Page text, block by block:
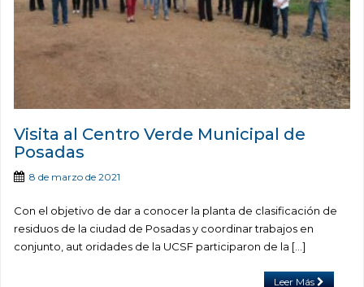
Visita al Centro Verde Municipal de
Posadas
8 de marzo de 2021
Con el objetivo de dar a conocer la planta de clasificación de
residuos de la ciudad de Posadas y coordinar trabajos en
conjunto, aut oridades de la UCSF participaron de la […]
Leer Más